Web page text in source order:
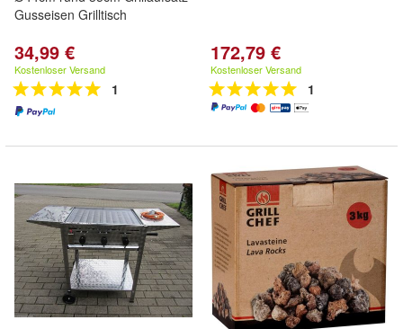
Gusseisen Grilltisch
34,99 €
Kostenloser Versand
1
172,79 €
Kostenloser Versand
1